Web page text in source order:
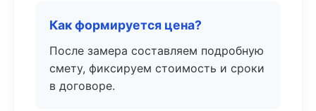
Как формируется цена?
После замера составляем подробную
смету, фиксируем стоимость и сроки
в договоре.